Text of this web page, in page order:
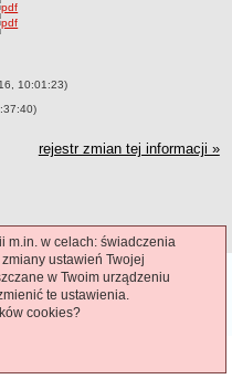
elektroniczna
- platforma elektroniczna
PZP
PZP sprzed
10:01:23)
rejestr zmian tej informacji »
m.in. w celach: świadczenia
ustawień Twojej
w Twoim urządzeniu
te ustawienia.
cookies?